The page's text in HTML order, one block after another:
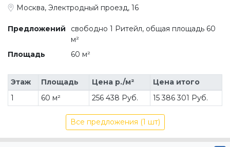
Москва, Электродный проезд, 16
Предложений
свободно 1 Ритейл, общая площадь 60
м²
Площадь
60 м²
Этаж Площадь Цена р./м²
Цена итого
1
60 м² 256 438 Руб. 15 386 301 Руб.
Все предложения (1 шт)